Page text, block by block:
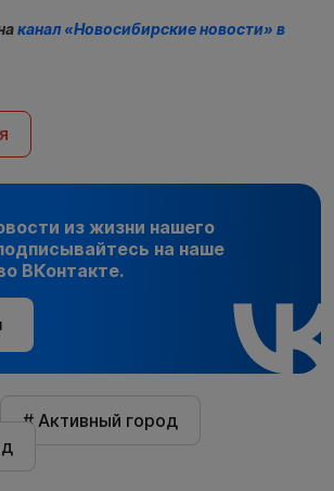
канал «Новосибирские новости» в
из жизни нашего
на наше
ВКонтакте.
# Активный город